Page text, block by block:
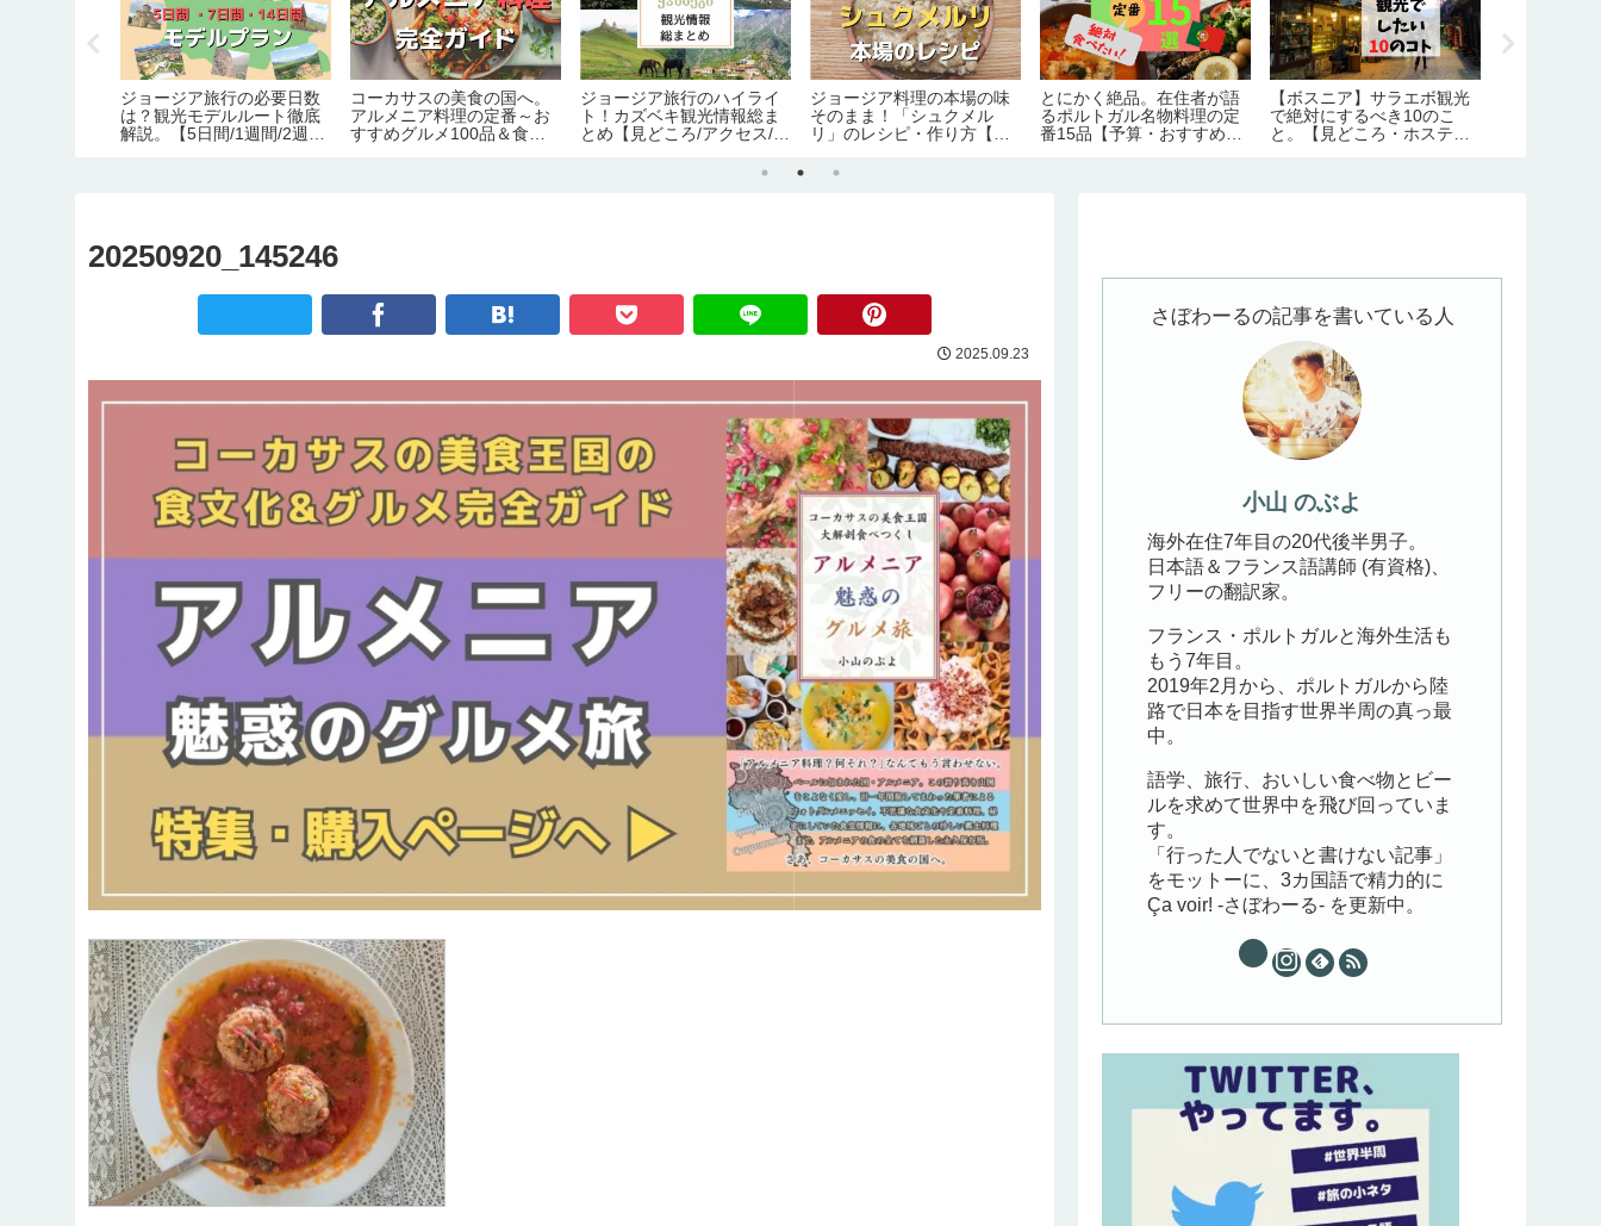
ジョージア旅行の必要日数
は？観光モデルルート徹底
解説。【5日間/1週間/2週
コーカサスの美食の国へ。
アルメニア料理の定番～お
すすめグルメ100品＆食文
ジョージア旅行のハイライ
ト！カズベキ観光情報総ま
とめ【見どころ/アクセス/必
ジョージア料理の本場の味
そのまま！「シュクメル
リ」のレシピ・作り方【の
とにかく絶品。在住者が語
るポルトガル名物料理の定
番15品【予算・おすすめレ
【ボスニア】サラエボ観光
で絶対にするべき10のこ
と。【見どころ・ホステル
20250920_145246
2025.09.23
さぼわーるの記事を書いている人
小山 のぶよ
海外在住7年目の20代後半男子。
日本語＆フランス語講師 (有資格)、
フリーの翻訳家。
フランス・ポルトガルと海外生活も
もう7年目。
2019年2月から、ポルトガルから陸
路で日本を目指す世界半周の真っ最
中。
語学、旅行、おいしい食べ物とビー
ルを求めて世界中を飛び回っていま
す。
「行った人でないと書けない記事」
をモットーに、3カ国語で精力的に
Ça voir! -さぼわーる- を更新中。